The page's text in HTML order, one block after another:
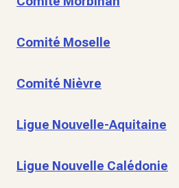
Comité Moselle
Comité Nièvre
Ligue Nouvelle-Aquitaine
Ligue Nouvelle Calédonie